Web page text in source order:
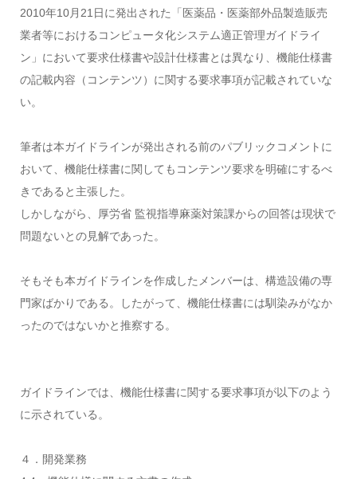
2010年10月21日に発出された「医薬品・医薬部外品製造販売
業者等におけるコンピュータ化システム適正管理ガイドライ
ン」において要求仕様書や設計仕様書とは異なり、機能仕様書
の記載内容（コンテンツ）に関する要求事項が記載されていな
い。
筆者は本ガイドラインが発出される前のパブリックコメントに
おいて、機能仕様書に関してもコンテンツ要求を明確にするべ
きであると主張した。
しかしながら、厚労省 監視指導麻薬対策課からの回答は現状で
問題ないとの見解であった。
そもそも本ガイドラインを作成したメンバーは、構造設備の専
門家ばかりである。したがって、機能仕様書には馴染みがなか
ったのではないかと推察する。
ガイドラインでは、機能仕様書に関する要求事項が以下のよう
に示されている。
４．開発業務